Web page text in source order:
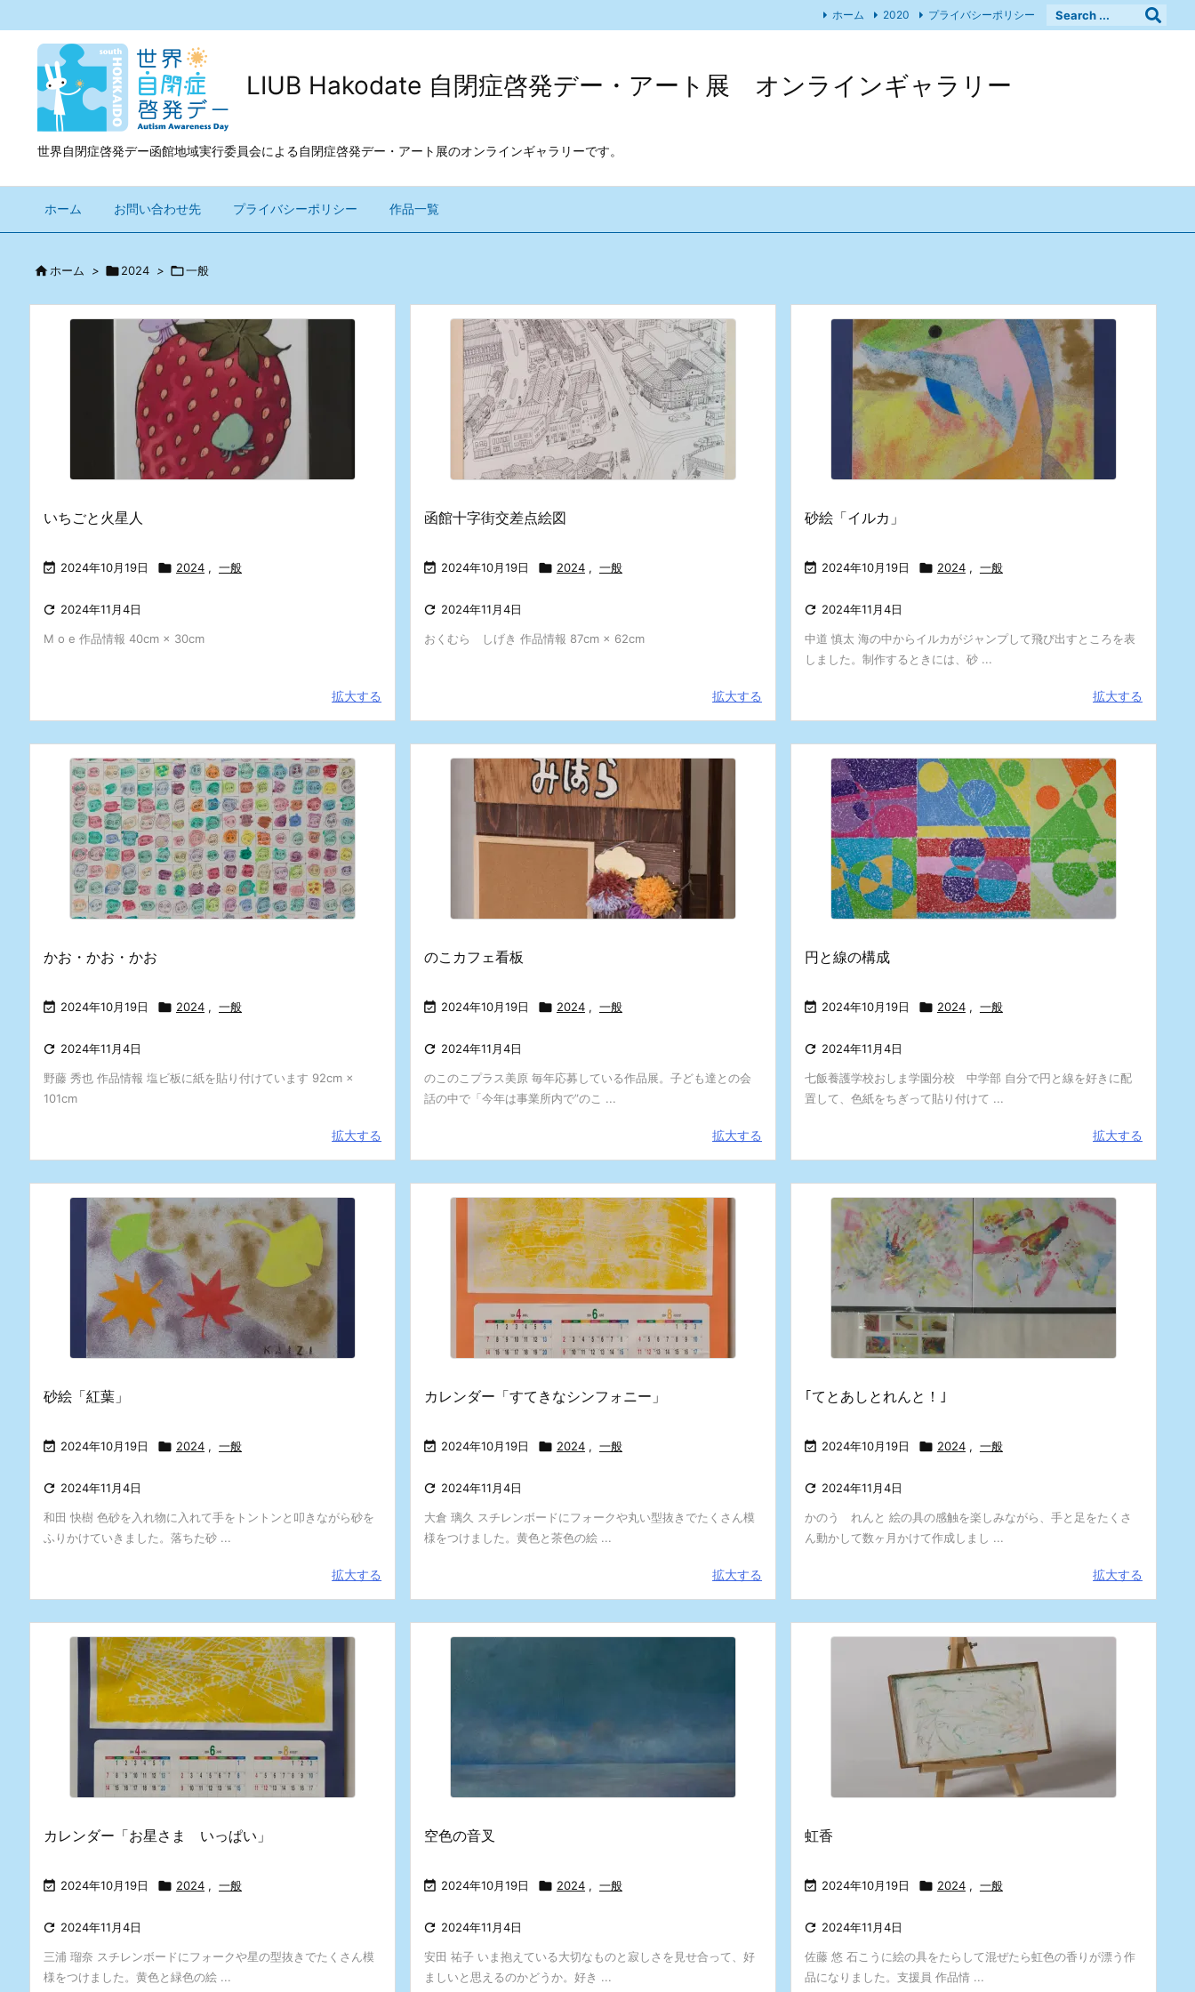
LIUB Hakodate 自閉症啓発デー・アート展 オンラインギャラリー
世界自閉症啓発デー函館地域実行委員会による自閉症啓発デー・アート展のオンラインギャラリーです。
ホーム お問い合わせ先 プライバシーポリシー 作品一覧
ホーム 2020 プライバシーポリシー
ホーム > 2024 > 一般
いちごと火星人
 2024年10月19日  2024 , 一般
 2024年11月4日
M o e 作品情報 40cm × 30cm
拡大する
函館十字街交差点絵図
 2024年10月19日  2024 , 一般
 2024年11月4日
おくむら しげき 作品情報 87cm × 62cm
拡大する
砂絵「イルカ」
 2024年10月19日  2024 , 一般
 2024年11月4日
中道 慎太 海の中からイルカがジャンプして飛び出すところを表
しました。制作するときには、砂 ...
拡大する
かお・かお・かお
 2024年10月19日  2024 , 一般
 2024年11月4日
野藤 秀也 作品情報 塩ビ板に紙を貼り付けています 92cm ×
101cm
拡大する
のこカフェ看板
 2024年10月19日  2024 , 一般
 2024年11月4日
のこのこプラス美原 毎年応募している作品展。子ども達との会
話の中で「今年は事業所内で”のこ ...
拡大する
円と線の構成
 2024年10月19日  2024 , 一般
 2024年11月4日
七飯養護学校おしま学園分校 中学部 自分で円と線を好きに配
置して、色紙をちぎって貼り付けて ...
拡大する
砂絵「紅葉」
 2024年10月19日  2024 , 一般
 2024年11月4日
和田 快樹 色砂を入れ物に入れて手をトントンと叩きながら砂を
ふりかけていきました。落ちた砂 ...
拡大する
カレンダー「すてきなシンフォニー」
 2024年10月19日  2024 , 一般
 2024年11月4日
大倉 璃久 スチレンボードにフォークや丸い型抜きでたくさん模
様をつけました。黄色と茶色の絵 ...
拡大する
｢てとあしとれんと！｣
 2024年10月19日  2024 , 一般
 2024年11月4日
かのう れんと 絵の具の感触を楽しみながら、手と足をたくさ
ん動かして数ヶ月かけて作成しまし ...
拡大する
カレンダー「お星さま いっぱい」
 2024年10月19日  2024 , 一般
 2024年11月4日
三浦 瑠奈 スチレンボードにフォークや星の型抜きでたくさん模
様をつけました。黄色と緑色の絵 ...
空色の音叉
 2024年10月19日  2024 , 一般
 2024年11月4日
安田 祐子 いま抱えている大切なものと寂しさを見せ合って、好
ましいと思えるのかどうか。好き ...
虹香
 2024年10月19日  2024 , 一般
 2024年11月4日
佐藤 悠 石こうに絵の具をたらして混ぜたら虹色の香りが漂う作
品になりました。支援員 作品情 ...